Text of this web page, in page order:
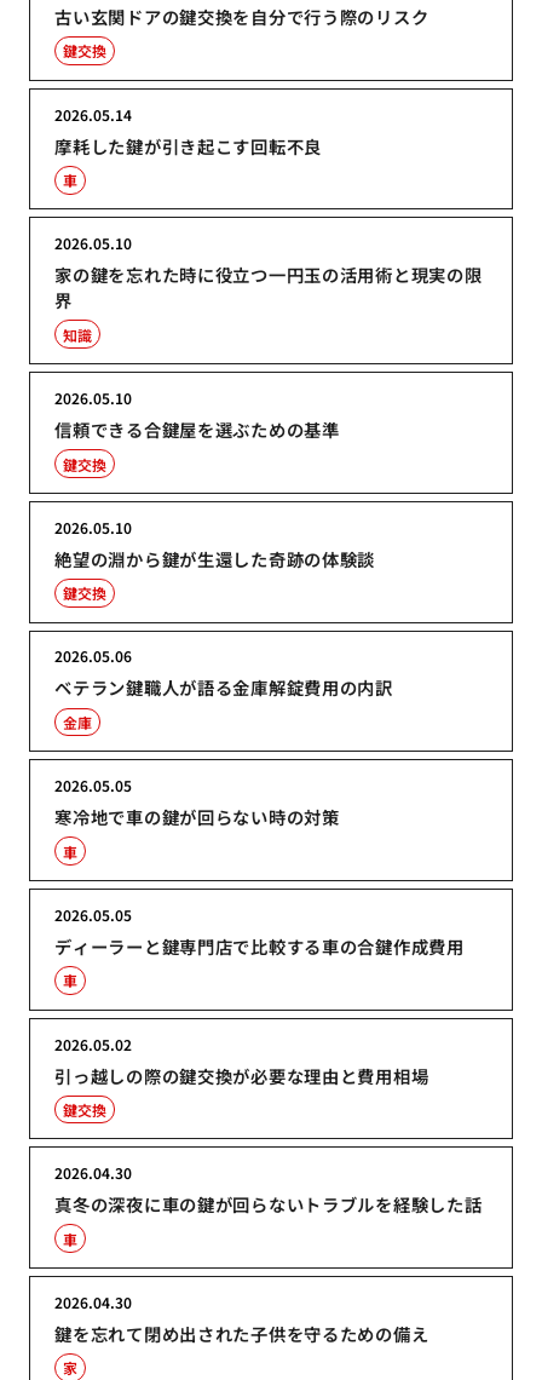
古い玄関ドアの鍵交換を自分で行う際のリスク
鍵交換
摩耗した鍵が引き起こす回転不良
2026.05.14
車
家の鍵を忘れた時に役立つ一円玉の活用術と現実の限
界
2026.05.10
知識
信頼できる合鍵屋を選ぶための基準
2026.05.10
鍵交換
絶望の淵から鍵が生還した奇跡の体験談
2026.05.10
鍵交換
ベテラン鍵職人が語る金庫解錠費用の内訳
2026.05.06
金庫
寒冷地で車の鍵が回らない時の対策
2026.05.05
車
ディーラーと鍵専門店で比較する車の合鍵作成費用
2026.05.05
車
引っ越しの際の鍵交換が必要な理由と費用相場
2026.05.02
鍵交換
真冬の深夜に車の鍵が回らないトラブルを経験した話
2026.04.30
車
鍵を忘れて閉め出された子供を守るための備え
2026.04.30
家